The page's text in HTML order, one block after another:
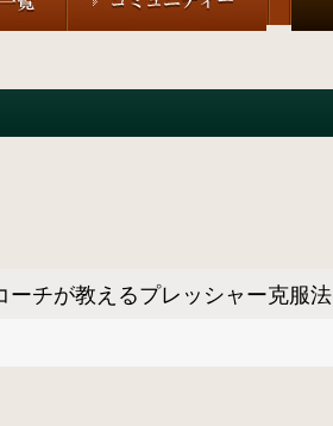
チが教えるプレッシャー克服法